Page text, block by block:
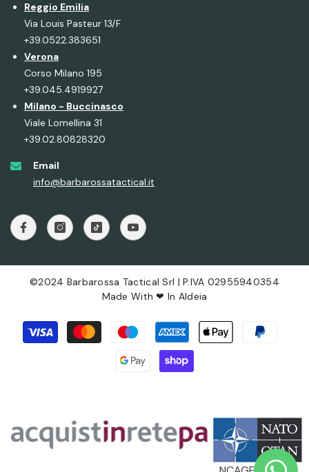
Reggio Emilia
Via Louis Pasteur 13/F
+39.0522.383651
Verona
Corso Milano 195
+39.045.4919927
Milano - Buccinasco
Viale Lomellina 31
+39.02.80828320
Email
info@barbarossatactical.it
©2024 Barbarossa Tactical Srl | P.IVA 02955940354
Made With ❤ In Aldeia
Metodi
di
pagamento